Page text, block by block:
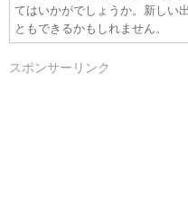
てはいかがでしょうか。新しい
ともできるかもしれません。
スポンサーリンク